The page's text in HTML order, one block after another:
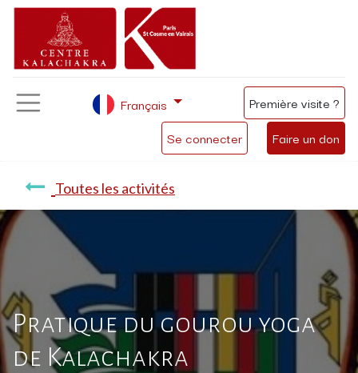
Se connecter Faire un don
Français Première visite ?
Toutes les activités
Pratique du gourou yoga
de Kalachakra